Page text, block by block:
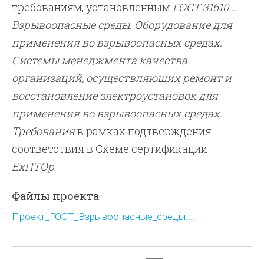
требованиям, установленнымГОСТ 31610…
Взрывоопасные среды. Оборудование для
применения во взрывоопасных средах.
Системы менеджмента качества
организаций, осуществляющих ремонт и
восстановление электроустановок для
применения во взрывоопасных средах.
Требованияв рамках подтверждения
соответствия в Схеме сертификации
ЕхПТОр.
Файлы проекта
Проект_ГОСТ_Взрывоопасные_среды....